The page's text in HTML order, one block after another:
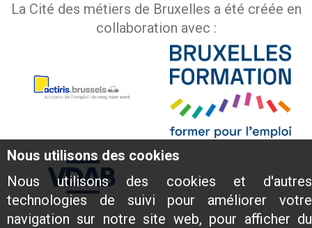
Nous utilisons des cookies
Nous utilisons des cookies et d'autres
technologies de suivi pour améliorer votre
navigation sur notre site web, pour afficher du
La Cité des métiers de Bruxelles a été créée en
collaboration avec :